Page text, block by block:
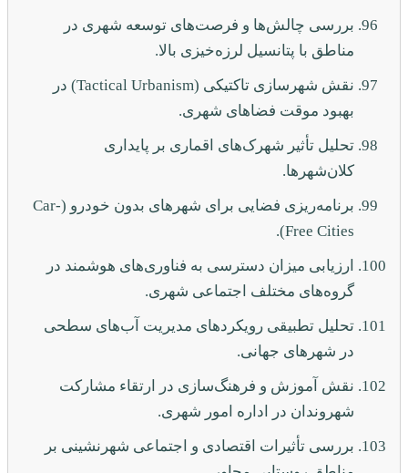
بررسی چالش‌ها و فرصت‌های توسعه شهری در
مناطق با پتانسیل لرزه‌خیزی بالا.
نقش شهرسازی تاکتیکی (Tactical Urbanism) در
بهبود موقت فضاهای شهری.
تحلیل تأثیر شهرک‌های اقماری بر پایداری
کلان‌شهرها.
برنامه‌ریزی فضایی برای شهرهای بدون خودرو (Car-
Free Cities).
ارزیابی میزان دسترسی به فناوری‌های هوشمند در
گروه‌های مختلف اجتماعی شهری.
تحلیل تطبیقی رویکردهای مدیریت آب‌های سطحی
در شهرهای جهانی.
نقش آموزش و فرهنگ‌سازی در ارتقاء مشارکت
شهروندان در اداره امور شهری.
بررسی تأثیرات اقتصادی و اجتماعی شهرنشینی بر